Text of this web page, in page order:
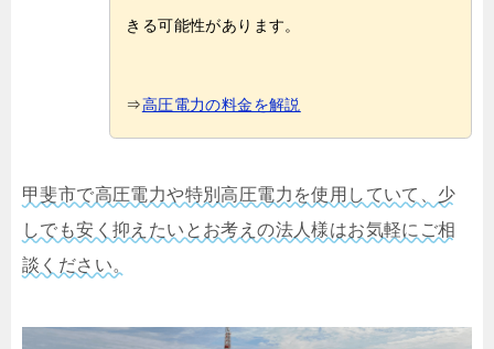
きる可能性があります。
⇒高圧電力の料金を解説
甲斐市で高圧電力や特別高圧電力を使用していて、少
しでも安く抑えたいとお考えの法人様はお気軽にご相
談ください。